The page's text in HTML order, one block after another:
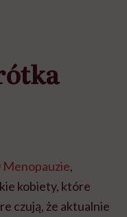
,
kobiety, które
czują, że aktualnie